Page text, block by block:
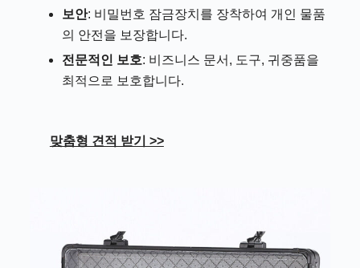
보안: 비밀번호 잠금장치를 장착하여 개인 물품
의 안전을 보장합니다.
전문적인 보호: 비즈니스 문서, 도구, 귀중품을
최적으로 보호합니다.
맞춤형 견적 받기 >>